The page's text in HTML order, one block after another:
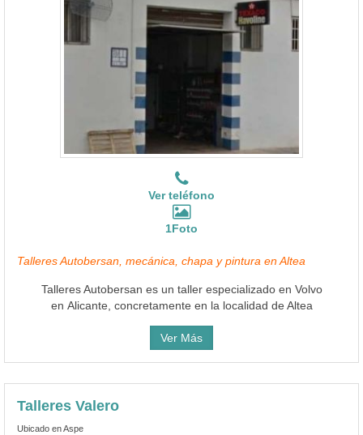
Ver teléfono
1Foto
Talleres Autobersan, mecánica, chapa y pintura en Altea
Talleres Autobersan es un taller especializado en Volvo
en Alicante, concretamente en la localidad de Altea
Ver Más
Talleres Valero
Ubicado en Aspe